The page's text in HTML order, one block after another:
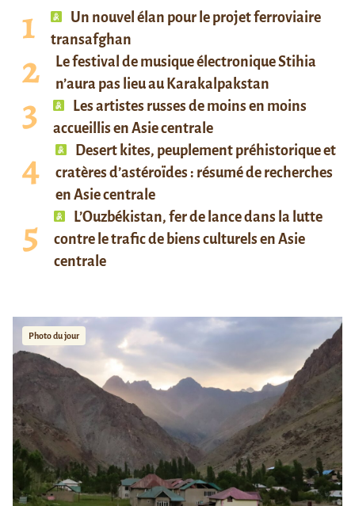
Un nouvel élan pour le projet ferroviaire
transafghan
Le festival de musique électronique Stihia
n’aura pas lieu au Karakalpakstan
Les artistes russes de moins en moins
accueillis en Asie centrale
Desert kites, peuplement préhistorique et
cratères d’astéroïdes : résumé de recherches
en Asie centrale
L’Ouzbékistan, fer de lance dans la lutte
contre le trafic de biens culturels en Asie
centrale
Photo du jour